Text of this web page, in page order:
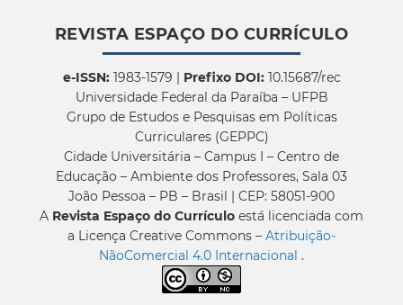
REVISTA ESPAÇO DO CURRÍCULO
e-ISSN:1983-1579 | Prefixo DOI:10.15687/rec
Universidade Federal da Paraíba – UFPB
Grupo de Estudos e Pesquisas em Políticas
Curriculares (GEPPC)
Cidade Universitária – Campus I – Centro de
Educação – Ambiente dos Professores, Sala 03
João Pessoa – PB – Brasil | CEP: 58051-900
A Revista Espaço do Currículo está licenciada com
a Licença Creative Commons – Atribuição-
NãoComercial 4.0 Internacional .